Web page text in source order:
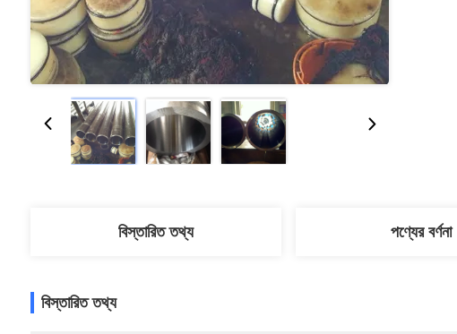
বিস্তারিত তথ্য পণ্যের বর্ণনা
বিস্তারিত তথ্য